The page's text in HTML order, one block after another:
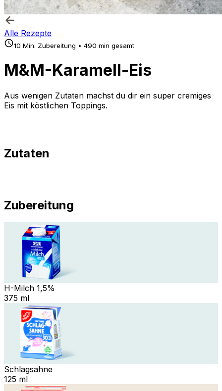
Alle Rezepte
10 Min. Zubereitung • 490 min gesamt
M&M-Karamell-Eis
Aus wenigen Zutaten machst du dir ein super cremiges
Eis mit köstlichen Toppings.
Zutaten
Zubereitung
H-Milch 1,5%
375 ml
Schlagsahne
125 ml